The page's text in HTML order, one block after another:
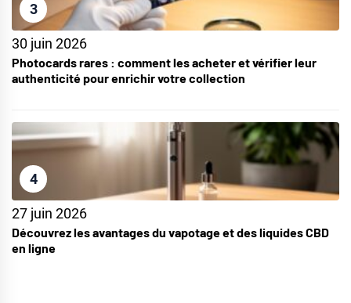
3
30 juin 2026
Photocards rares : comment les acheter et vérifier leur
authenticité pour enrichir votre collection
4
27 juin 2026
Découvrez les avantages du vapotage et des liquides CBD
en ligne